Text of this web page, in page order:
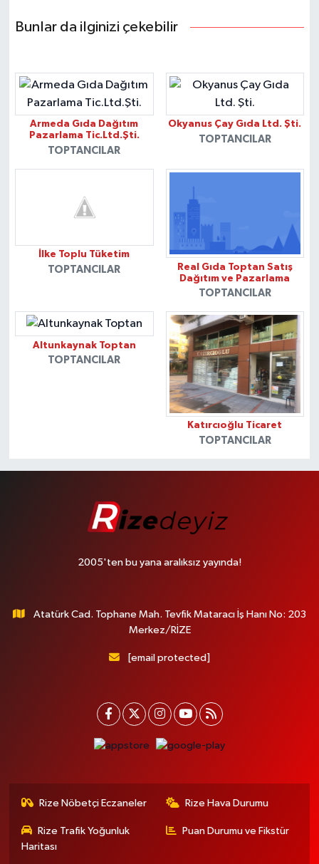
Bunlar da ilginizi çekebilir
Armeda Gıda Dağıtım
Pazarlama Tic.Ltd.Şti.
TOPTANCILAR
Okyanus Çay Gıda Ltd. Şti.
TOPTANCILAR
İlke Toplu Tüketim
TOPTANCILAR
Real Gıda Toptan Satış
Dağıtım ve Pazarlama
TOPTANCILAR
Altunkaynak Toptan
TOPTANCILAR
Katırcıoğlu Ticaret
TOPTANCILAR
2005'ten bu yana aralıksız yayında!
Atatürk Cad. Tophane Mah. Tevfik Mataracı İş Hanı No: 203
Merkez/RİZE
[email protected]
Rize Nöbetçi Eczaneler Rize Hava Durumu
Rize Trafik Yoğunluk
Haritası
Puan Durumu ve Fikstür